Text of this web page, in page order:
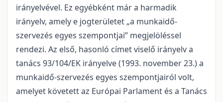
irányelvével. Ez egyébként már a harmadik
irányelv, amely e jogterületet „a munkaidő-
szervezés egyes szempontjai” megjelöléssel
rendezi. Az első, hasonló címet viselő irányelv a
tanács 93/104/EK irányelve (1993. november 23.) a
munkaidő-szervezés egyes szempontjairól volt,
amelyet követett az Európai Parlament és a Tanács